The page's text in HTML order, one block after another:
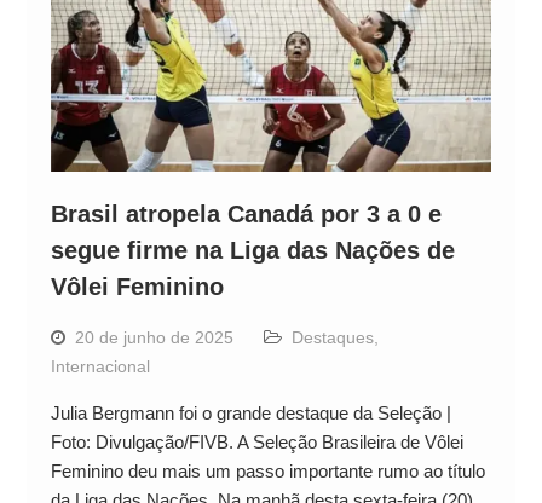
Brasil atropela Canadá por 3 a 0 e
segue firme na Liga das Nações de
Vôlei Feminino
20 de junho de 2025 Destaques,
Internacional
Julia Bergmann foi o grande destaque da Seleção |
Foto: Divulgação/FIVB. A Seleção Brasileira de Vôlei
Feminino deu mais um passo importante rumo ao título